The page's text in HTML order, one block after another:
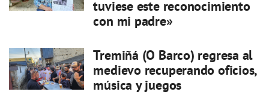
tuviese este reconocimiento
con mi padre»
Tremiñá (O Barco) regresa al
medievo recuperando oficios,
música y juegos